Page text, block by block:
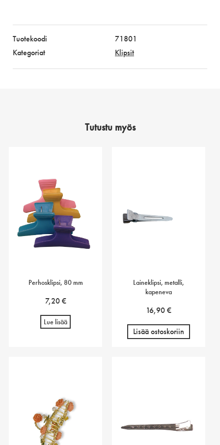
Tuotekoodi
71801
Kategoriat
Klipsit
Tutustu myös
Perhosklipsi, 80 mm
7,20€
Lue lisää
Laineklipsi, metalli,
kapeneva
16,90€
Lisää ostoskoriin